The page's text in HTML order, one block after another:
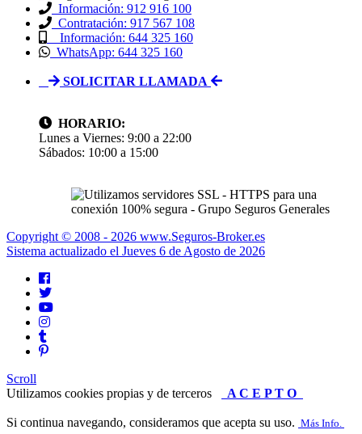
Información: 912 916 100
Contratación: 917 567 108
Información: 644 325 160
WhatsApp: 644 325 160
SOLICITAR LLAMADA
HORARIO:
Lunes a Viernes: 9:00 a 22:00
Sábados: 10:00 a 15:00
Copyright © 2008 - 2026 www.Seguros-Broker.es
Sistema actualizado el Jueves 6 de Agosto de 2026
Scroll
Utilizamos cookies propias y de terceros
A C E P T O
Si continua navegando, consideramos que acepta su uso. Más Info.